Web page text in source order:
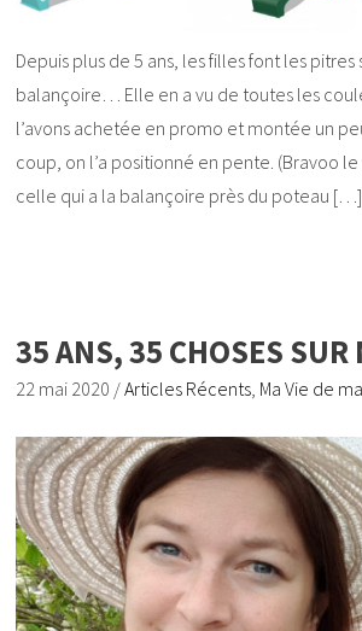
Depuis plus de 5 ans, les filles font les pitres
balançoire… Elle en a vu de toutes les
l’avons achetée en promo et montée un
coup, on l’a positionné en pente. (Bravoo le
celle qui a la balançoire près du poteau […]
35 ANS, 35 CHOSES SUR
22 mai 2020 /Articles Récents Ma Vie de